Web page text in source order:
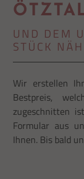
UND DEM
STÜCK
Wir erstellen
Bestpreis,
zugeschnitten
Formular aus
Ihnen. Bis bald